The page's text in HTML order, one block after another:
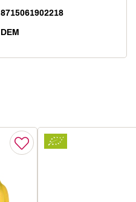
8715061902218
DEM